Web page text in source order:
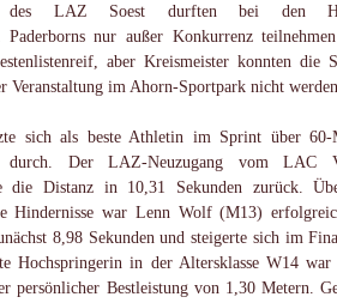
des LAZ Soest durften bei den
Paderborns nur außer Konkurrenz
aber Kreismeister konnten die
Veranstaltung im Ahorn-Sportpark nicht
sich als beste Athletin im Sprint über 60-
Der LAZ-Neuzugang vom LAC
die Distanz in 10,31 Sekunden zurück.
Hindernisse war Lenn Wolf (M13)
8,98 Sekunden und steigerte sich im
Hochspringerin in der Altersklasse W14 war
persönlicher Bestleistung von 1,30 Metern.